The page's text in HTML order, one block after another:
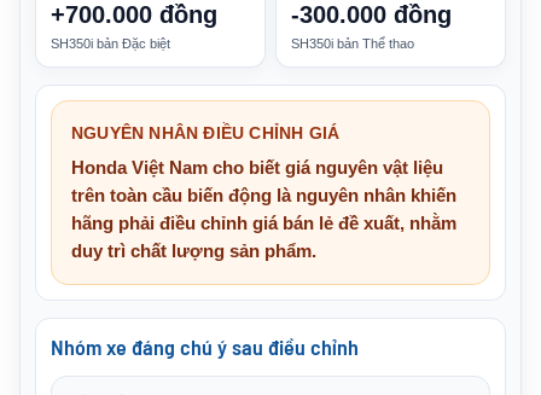
+700.000 đồng
SH350i bản Đặc biệt
-300.000 đồng
SH350i bản Thể thao
NGUYÊN NHÂN ĐIỀU CHỈNH GIÁ
Honda Việt Nam cho biết giá nguyên vật liệu
trên toàn cầu biến động là nguyên nhân khiến
hãng phải điều chỉnh giá bán lẻ đề xuất, nhằm
duy trì chất lượng sản phẩm.
Nhóm xe đáng chú ý sau điều chỉnh